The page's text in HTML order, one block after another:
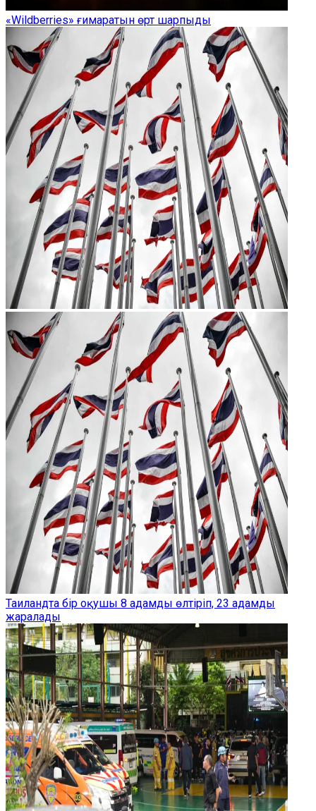
«Wildberries» ғимаратын өрт шарпыды
Таиландта бір оқушы 8 адамды өлтіріп, 23 адамды
жаралады